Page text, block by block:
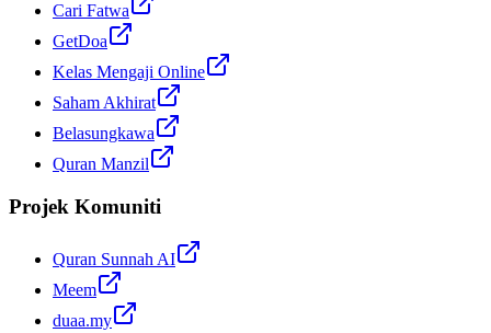
Cari Fatwa
GetDoa
Kelas Mengaji Online
Saham Akhirat
Belasungkawa
Quran Manzil
Projek Komuniti
Quran Sunnah AI
Meem
duaa.my